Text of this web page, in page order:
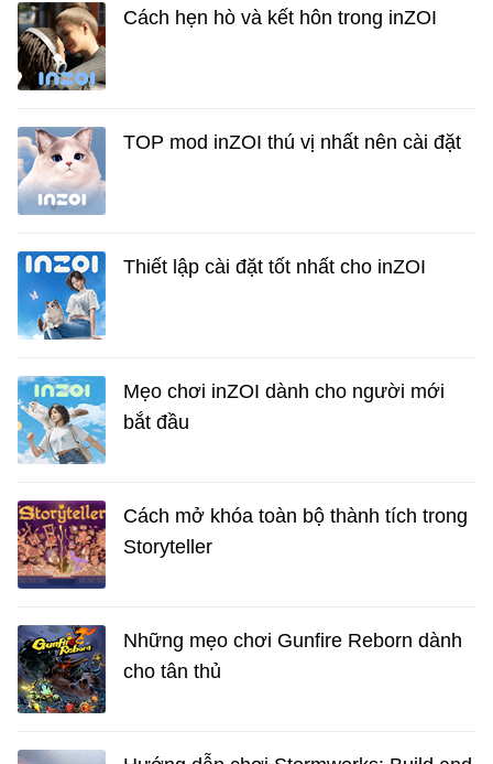
Cách hẹn hò và kết hôn trong inZOI
TOP mod inZOI thú vị nhất nên cài đặt
Thiết lập cài đặt tốt nhất cho inZOI
Mẹo chơi inZOI dành cho người mới
bắt đầu
Cách mở khóa toàn bộ thành tích trong
Storyteller
Những mẹo chơi Gunfire Reborn dành
cho tân thủ